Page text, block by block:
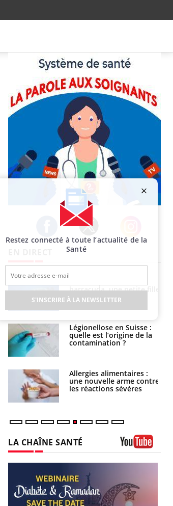
Facebook Twitter Instagram
barracuda, une petite fille
secourue grâce à un
réflexe essentiel
Légionellose en Suisse :
quelle est l’origine de la
contamination ?
Allergies alimentaires :
une nouvelle arme contre
les réactions sévères
Restez connecté à toute l’actualité de la
Santé
S'INSCRIRE À LA NEWSLETTER